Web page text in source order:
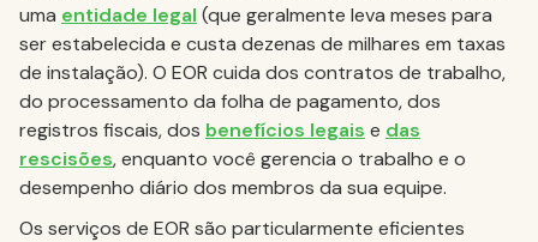
uma entidade legal (que geralmente leva meses para
ser estabelecida e custa dezenas de milhares em taxas
de instalação). O EOR cuida dos contratos de trabalho,
do processamento da folha de pagamento, dos
registros fiscais, dos benefícios legais e das
rescisões, enquanto você gerencia o trabalho e o
desempenho diário dos membros da sua equipe.
Os serviços de EOR são particularmente eficientes